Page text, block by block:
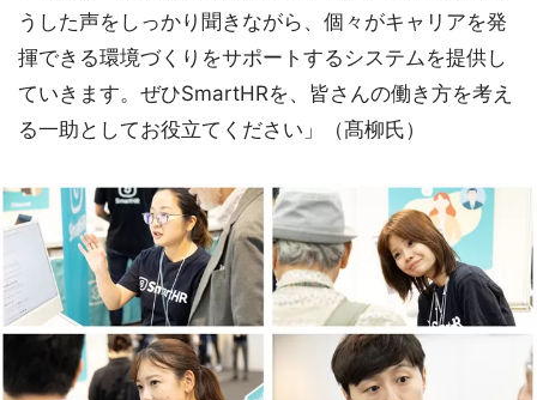
うした声をしっかり聞きながら、個々がキャリアを発
揮できる環境づくりをサポートするシステムを提供し
ていきます。ぜひSmartHRを、皆さんの働き方を考え
る一助としてお役立てください」（髙柳氏）